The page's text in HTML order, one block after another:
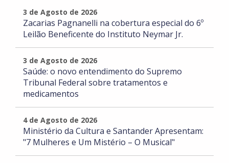
3 de Agosto de 2026
Zacarias Pagnanelli na cobertura especial do 6º
Leilão Beneficente do Instituto Neymar Jr.
3 de Agosto de 2026
Saúde: o novo entendimento do Supremo
Tribunal Federal sobre tratamentos e
medicamentos
4 de Agosto de 2026
Ministério da Cultura e Santander Apresentam:
"7 Mulheres e Um Mistério – O Musical"